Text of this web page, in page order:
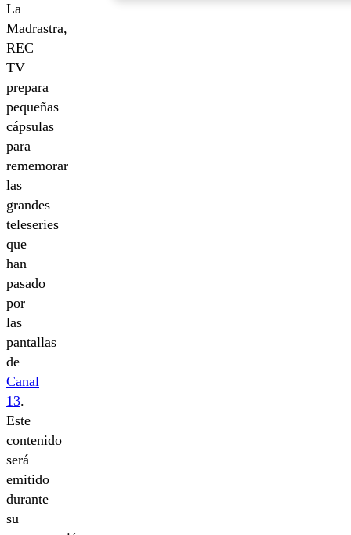
La
Madrastra,
REC
TV
prepara
pequeñas
cápsulas
para
rememorar
las
grandes
teleseries
que
han
pasado
por
las
pantallas
de
Canal
13.
Este
contenido
será
emitido
durante
su